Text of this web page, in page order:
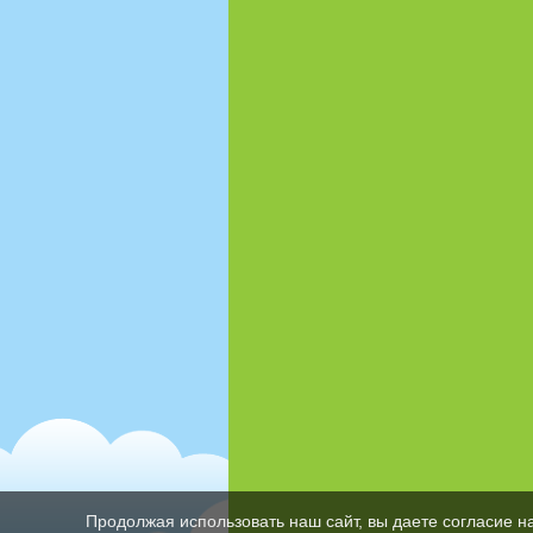
Продолжая использовать наш сайт, вы даете согласие